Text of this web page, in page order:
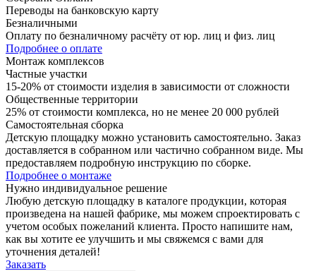
Переводы на банковскую карту
Безналичными
Оплату по безналичному расчёту от юр. лиц и физ. лиц
Подробнее о оплате
Монтаж комплексов
Частные участки
15-20% от стоимости изделия в зависимости от сложности
Общественные территории
25% от стоимости комплекса, но не менее 20 000 рублей
Самостоятельная сборка
Детскую площадку можно установить самостоятельно. Заказ
доставляется в собранном или частично собранном виде. Мы
предоставляем подробную инструкцию по сборке.
Подробнее о монтаже
Нужно индивидуальное решение
Любую детскую площадку в каталоге продукции, которая
произведена на нашей фабрике, мы можем спроектировать с
учетом особых пожеланий клиента. Просто напишите нам,
как вы хотите ее улучшить и мы свяжемся с вами для
уточнения деталей!
Заказать